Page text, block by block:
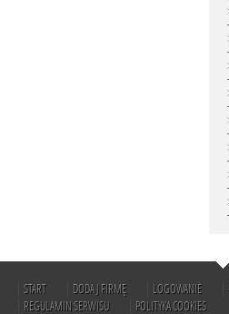
START DODAJ FIRMĘ LOGOWANIE
REGULAMIN SERWISU
POLITYKA COOKIES